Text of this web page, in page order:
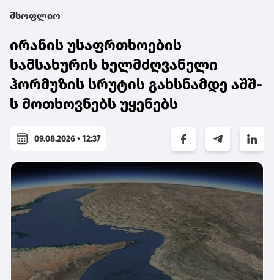
მსოფლიო
ირანის უსაფრთხოების
სამსახურის ხელმძღვანელი
ჰორმუზის სრუტის გახსნამდე აშშ-
ს მოთხოვნებს უყენებს
09.08.2026 • 12:37